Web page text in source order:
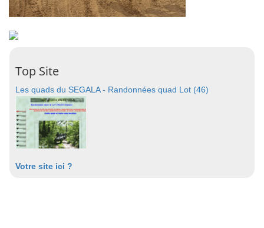
Top Site
Les quads du SEGALA - Randonnées quad Lot (46)
Votre site ici ?